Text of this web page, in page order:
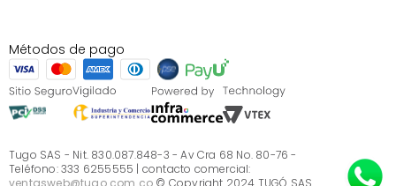
S.A.S
Términos, condiciones y restricciones Tugó S.A.S
Instructivo cuidado de muebles
Sé parte de Tugó
¿Quiénes somos?
Servicio al cliente
¿Quieres vender en Tugó?
Métodos de pago
Tugo SAS - Nit. 830.087.848-3 - Av Cra 68 No. 80-76 -
Teléfono: 333 6255555 | contacto comercial:
ventasweb@tugo.com.co © Copyright 2024 TUGÓ SAS.